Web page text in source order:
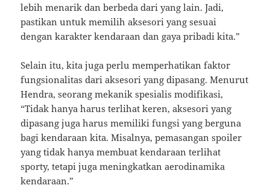
lebih menarik dan berbeda dari yang lain. Jadi,
pastikan untuk memilih aksesori yang sesuai
dengan karakter kendaraan dan gaya pribadi kita.”
Selain itu, kita juga perlu memperhatikan faktor
fungsionalitas dari aksesori yang dipasang. Menurut
Hendra, seorang mekanik spesialis modifikasi,
“Tidak hanya harus terlihat keren, aksesori yang
dipasang juga harus memiliki fungsi yang berguna
bagi kendaraan kita. Misalnya, pemasangan spoiler
yang tidak hanya membuat kendaraan terlihat
sporty, tetapi juga meningkatkan aerodinamika
kendaraan.”